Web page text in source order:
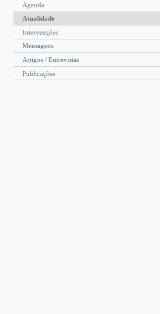
Agenda
Atualidade
Intervenções
Mensagens
Artigos / Entrevistas
Publicações